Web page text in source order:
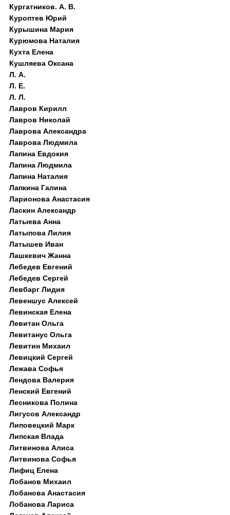
Кургатников. А. В.
Куроптев Юрий
Курышина Мария
Курюмова Наталия
Кухта Елена
Кушляева Оксана
Л. А.
Л. Е.
Л. Л.
Лавров Кирилл
Лавров Николай
Лаврова Александра
Лаврова Людмила
Лапина Евдокия
Лапина Людмила
Лапина Наталия
Лапкина Галина
Ларионова Анастасия
Ласкин Александр
Латыева Анна
Латыпова Лилия
Латышев Иван
Лашкевич Жанна
Лебедев Евгений
Лебедев Сергей
Левбарг Лидия
Левеншус Алексей
Левинская Елена
Левитан Ольга
Левитанус Ольга
Левитин Михаил
Левицкий Сергей
Лежава Софья
Лендова Валерия
Ленский Евгений
Лесникова Полина
Лигусов Александр
Липовецкий Марк
Липская Влада
Литвинова Алиса
Литвинова Софья
Лифиц Елена
Лобанов Михаил
Лобанова Анастасия
Лобанова Лариса